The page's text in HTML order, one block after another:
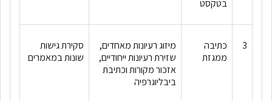
בטקסט
3
כתיבה
ממגזת
מיזוג רעיונות מאחדים,
שזירת רעיונות ייחודיים,
אזכור מקורות וכתיבת
ביבליוגרפיה
סקירת גישות
שונות במאמרים